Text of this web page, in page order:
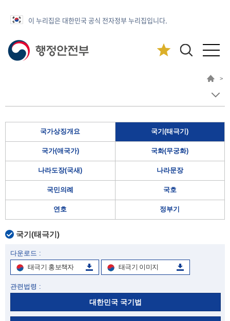
이 누리집은 대한민국 공식 전자정부 누리집입니다.
>
국가상징개요 국기(태극기)
국가(애국가) 국화(무궁화)
나라도장(국새) 나라문장
국민의례 국호
연호 정부기
국기(태극기)
다운로드 :
태극기 홍보책자
태극기 이미지
관련법령 :
대한민국 국기법